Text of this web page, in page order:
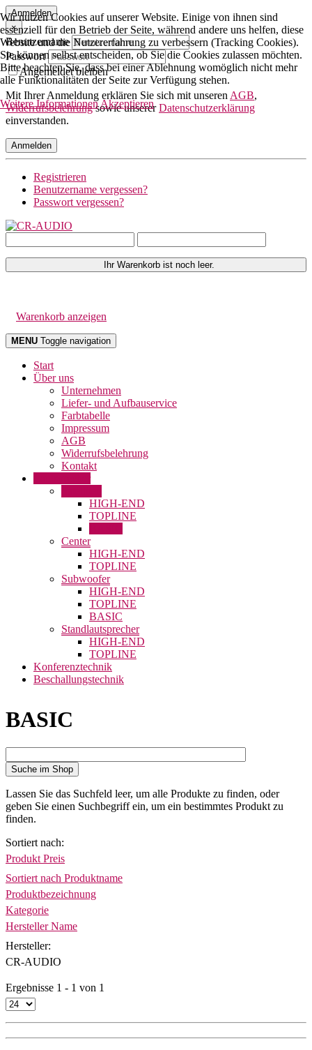
Anmelden
×
Benutzername
Passwort
Angemeldet bleiben
Mit Ihrer Anmeldung erklären Sie sich mit unseren AGB,
Widerrufsbelehrungsowie unsererDatenschutzerklärung
einverstanden.
Anmelden
Registrieren
Benutzername vergessen?
Passwort vergessen?
Ihr Warenkorb ist noch leer.
Warenkorb anzeigen
MENU Toggle navigation
Start
Über uns
Unternehmen
Liefer- und Aufbauservice
Farbtabelle
Impressum
AGB
Widerrufsbelehrung
Kontakt
HIGH-END
TOPLINE
Center
HIGH-END
TOPLINE
Subwoofer
HIGH-END
TOPLINE
BASIC
Standlautsprecher
HIGH-END
TOPLINE
Konferenztechnik
Beschallungstechnik
BASIC
Suche im Shop
Lassen Sie das Suchfeld leer, um alle Produkte zu finden, oder
geben Sie einen Suchbegriff ein, um ein bestimmtes Produkt zu
finden.
Sortiert nach
Produkt Preis
Sortiert nach Produktname
Produktbezeichnung
Kategorie
Hersteller Name
Hersteller:
CR-AUDIO
Ergebnisse 1 - 1 von 1
Wir nutzen Cookies auf unserer Website. Einige von ihnen sind
essenziell für den Betrieb der Seite, während andere uns helfen, diese
Website und die Nutzererfahrung zu verbessern (Tracking Cookies).
Sie können selbst entscheiden, ob Sie die Cookies zulassen möchten.
Bitte beachten Sie, dass bei einer Ablehnung womöglich nicht mehr
alle Funktionalitäten der Seite zur Verfügung stehen.
Weitere InformationenAkzeptieren